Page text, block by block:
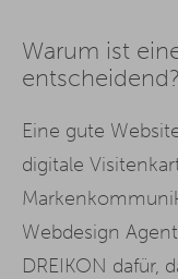
Warum ist
entscheidend?
Eine gute
digitale
Webdesign
DREIKON dafür,